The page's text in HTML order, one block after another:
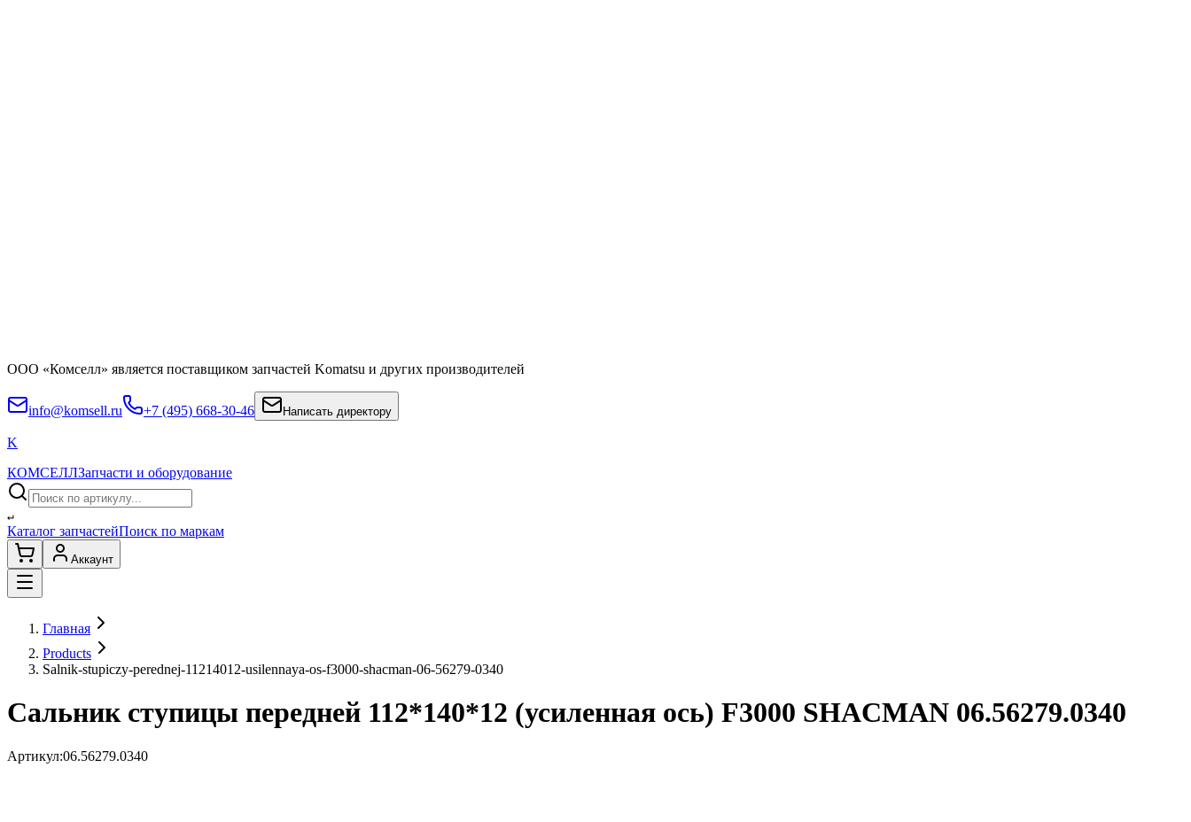
ООО «Комселл» является поставщиком запчастей Komatsu и других производителей
info@komsell.ru +7 (495) 668-30-46 Написать директору
K
КОМСЕЛЛЗапчасти и оборудование
↵
Каталог запчастейПоиск по маркам
Аккаунт
Главная
Products
Salnik-stupiczy-perednej-11214012-usilennaya-os-f3000-shacman-06-56279-0340
Сальник ступицы передней 112*140*12 (усиленная ось) F3000 SHACMAN 06.56279.0340
Артикул:06.56279.0340